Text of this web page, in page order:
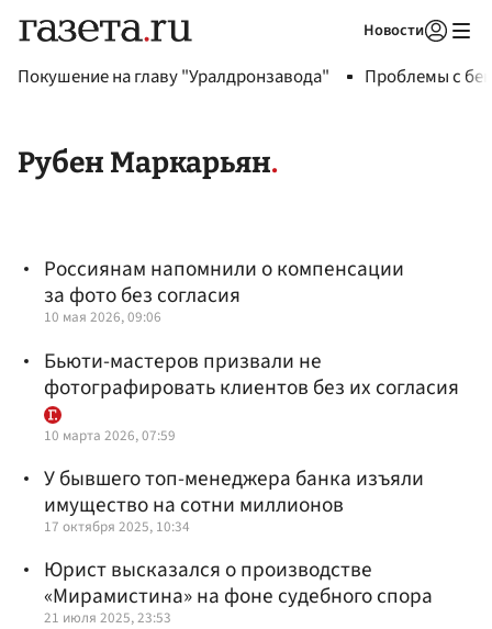
Новости
Покушение на главу "Уралдронзавода" Проблемы с
Рубен Маркарьян
Россиянам напомнили о компенсации
за фото без согласия
10 мая 2026, 09:06
Бьюти-мастеров призвали не
фотографировать клиентов без их согласия
10 марта 2026, 07:59
У бывшего топ-менеджера банка изъяли
имущество на сотни миллионов
17 октября 2025, 10:34
Юрист высказался о производстве
«Мирамистина» на фоне судебного спора
21 июля 2025, 23:53